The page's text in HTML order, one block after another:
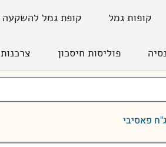
קופות גמל קופת גמל להשקעה
פוליסות חיסכון צרכנות
פאסיבי